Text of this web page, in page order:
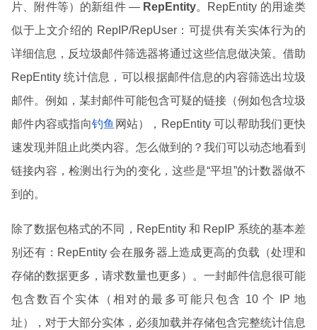
片、附件等）的新组件 — RepEntity。RepEntity 的用途类
似于上文介绍的 RepIP/RepUser：可提供有关实体行为的
详细信息，反垃圾邮件筛选器将通过这些信息做决策。借助
RepEntity 统计信息，可以根据邮件信息的内容筛选出垃圾
邮件。例如，某封邮件可能包含可疑的链接（例如包含垃圾
邮件内容或指向钓鱼 网站），RepEntity 可以帮助我们更快
速发现并阻止此类内容。怎么做到的？我们可以动态地看到
链接内容，检测出行为的变化，这些是“平坦”的计数器做不
到的。
除了数据包格式的不同，RepEntity 和 RepIP 系统的基本差
别还有：RepEntity 会在服务器上造成更高的负载（处理和
存储的数据更多，请求数量也更多）。一封邮件信息很可能
包含数百个实体（相对的最多可能只包含 10 个 IP 地
址），对于大部分实体，必须加载并存储包含完整统计信息